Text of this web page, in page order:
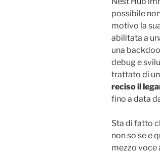
possibile
motivo la
abilitata a
una
debug e
trattato di un
reciso il
fino a data
Sta di fatto
non so se e
mezzo voce